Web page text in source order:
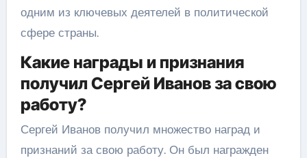
одним из ключевых деятелей в политической
сфере страны.
Какие награды и признания
получил Сергей Иванов за свою
работу?
Сергей Иванов получил множество наград и
признаний за свою работу. Он был награжден